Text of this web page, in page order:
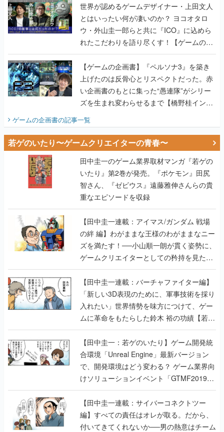
世界が認めるゲームデザイナー・上田文人
とはいったい何が凄いのか？ ヨコオタロ
ウ・外山圭一郎らと共に『ICO』に込めら
れたこだわりを語り尽くす！【ゲームの企
画書】
【ゲームの企画書】『ペルソナ3』を築き
上げたのは反骨心とリスペクトだった。赤
い企画書のもとに集った“愚連隊”がシリー
ズを生まれ変わらせるまで【橋野桂インタ
ゲームの企画書の記事一覧
若ゲのいたり〜ゲームクリエイターの青春〜
田中圭一のゲーム業界取材マンガ『若ゲの
いたり』第2巻が発売。『ポケモン』田尻
智さん、『ゼビウス』遠藤雅伸さんらの貴
重なエピソードを収録
【田中圭一連載：アイマス/ガンダム 戦場
の絆 編】わがままな王様のわがままなニー
ズを満たす！──小山順一朗が貫く姿勢に、
ゲームクリエイターとしての矜持を見た
【若ゲのいたり最終回】
【田中圭一連載：バーチャファイター編】
「新しい3D表現のために、軍事技術を採り
入れたい」世界情勢を味方につけて、ゲー
ムに革命をもたらした鈴木 裕の功績【若ゲ
のいたり】
【田中圭一：若ゲのいたり】ゲーム開発統
合環境「Unreal Engine」最新バージョン
で、開発環境はどう変わる？ ゲーム業界向
けソリューションイベント「GTMF2019」
に行って、より理解を深めよう【PR】
【田中圭一連載：サイバーコネクトツー
編】すべての責任はオレが取る。だから、
付いてきてくれないか──男の熱意はチーム